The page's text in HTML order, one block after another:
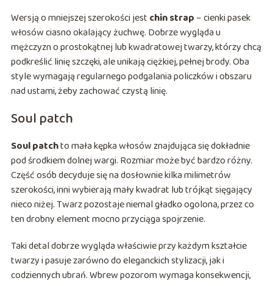
Wersją o mniejszej szerokości jest chin strap – cienki pasek
włosów ciasno okalający żuchwę. Dobrze wygląda u
mężczyzn o prostokątnej lub kwadratowej twarzy, którzy chcą
podkreślić linię szczęki, ale unikają ciężkiej, pełnej brody. Oba
style wymagają regularnego podgalania policzków i obszaru
nad ustami, żeby zachować czystą linię.
Soul patch
Soul patchto mała kępka włosów znajdująca się dokładnie
pod środkiem dolnej wargi. Rozmiar może być bardzo różny.
Część osób decyduje się na dosłownie kilka milimetrów
szerokości, inni wybierają mały kwadrat lub trójkąt sięgający
nieco niżej. Twarz pozostaje niemal gładko ogolona, przez co
ten drobny element mocno przyciąga spojrzenie.
Taki detal dobrze wygląda właściwie przy każdym kształcie
twarzy i pasuje zarówno do eleganckich stylizacji, jak i
codziennych ubrań. Wbrew pozorom wymaga konsekwencji,